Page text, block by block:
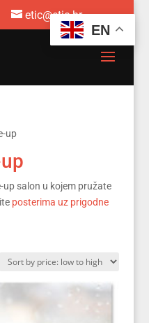
etic@etic.hr
up
up salon u kojem pružate
posterima uz prigodne
EN